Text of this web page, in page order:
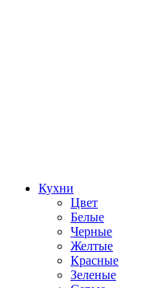
Кухни
Цвет
Белые
Черные
Желтые
Красные
Зеленые